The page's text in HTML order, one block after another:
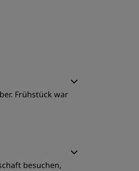
Frühstück war
besuchen,